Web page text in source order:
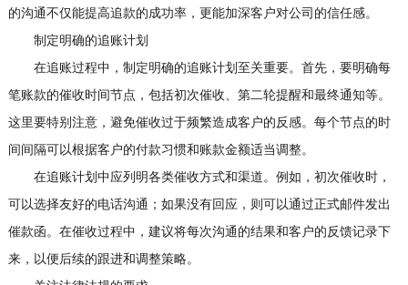
的沟通不仅能提高追款的成功率，更能加深客户对公司的信任感。
制定明确的追账计划
在追账过程中，制定明确的追账计划至关重要。首先，要明确每
笔账款的催收时间节点，包括初次催收、第二轮提醒和最终通知等。
这里要特别注意，避免催收过于频繁造成客户的反感。每个节点的时
间间隔可以根据客户的付款习惯和账款金额适当调整。
在追账计划中应列明各类催收方式和渠道。例如，初次催收时，
可以选择友好的电话沟通；如果没有回应，则可以通过正式邮件发出
催款函。在催收过程中，建议将每次沟通的结果和客户的反馈记录下
来，以便后续的跟进和调整策略。